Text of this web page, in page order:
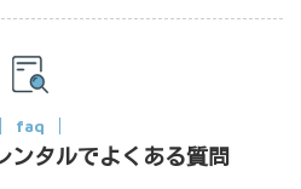
faq
ンタルでよくある質問